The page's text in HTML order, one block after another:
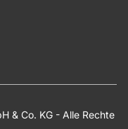
& Co. KG - Alle Rechte